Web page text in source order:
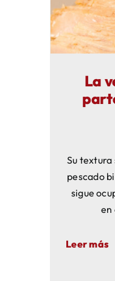
La
Su textura
pescado
sigue
en
Leer más